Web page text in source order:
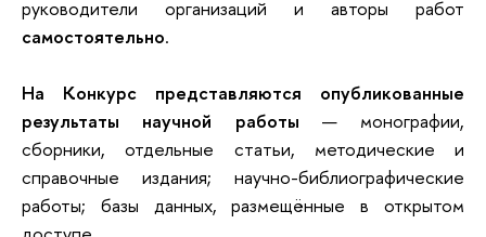
руководители организаций и авторы работ
самостоятельно.
На Конкурс представляются опубликованные
результаты научной работы — монографии,
сборники, отдельные статьи, методические и
справочные издания; научно-библиографические
работы; базы данных, размещённые в открытом